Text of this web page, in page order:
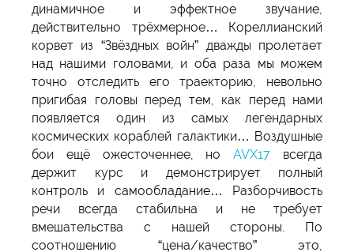
динамичное и эффектное звучание,
действительно трёхмерное… Кореллианский
корвет из “Звёздных войн” дважды пролетает
над нашими головами, и оба раза мы можем
точно отследить его траекторию, невольно
пригибая головы перед тем, как перед нами
появляется один из самых легендарных
космических кораблей галактики… Воздушные
бои ещё ожесточеннее, ноAVX17 всегда
держит курс и демонстрирует полный
контроль и самообладание… Разборчивость
речи всегда стабильна и не требует
вмешательства с нашей стороны. По
соотношению “цена/качество” это,